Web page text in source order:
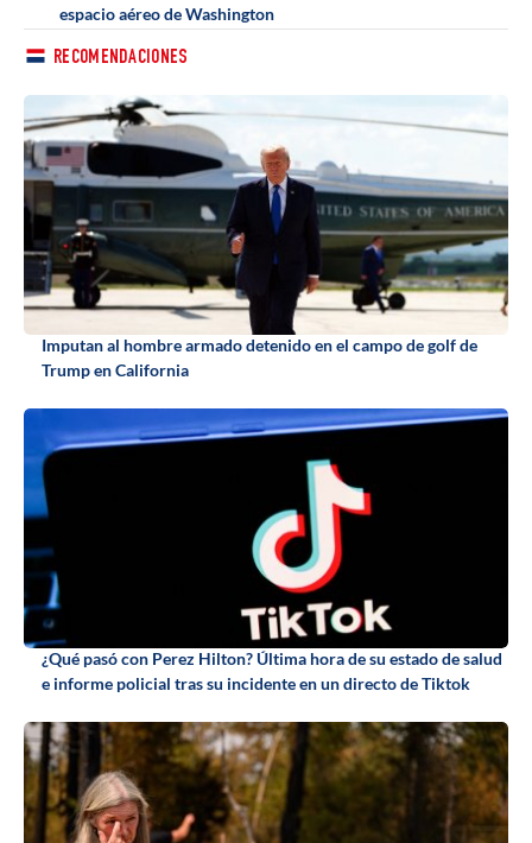
espacio aéreo de Washington
RECOMENDACIONES
Imputan al hombre armado detenido en el campo de golf de
Trump en California
¿Qué pasó con Perez Hilton? Última hora de su estado de salud
e informe policial tras su incidente en un directo de Tiktok